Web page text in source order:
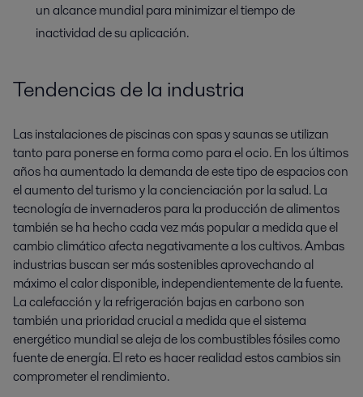
un alcance mundial para minimizar el tiempo de
inactividad de su aplicación.
Tendencias de la industria
Las instalaciones de piscinas con spas y saunas se utilizan
tanto para ponerse en forma como para el ocio. En los últimos
años ha aumentado la demanda de este tipo de espacios con
el aumento del turismo y la concienciación por la salud. La
tecnología de invernaderos para la producción de alimentos
también se ha hecho cada vez más popular a medida que el
cambio climático afecta negativamente a los cultivos. Ambas
industrias buscan ser más sostenibles aprovechando al
máximo el calor disponible, independientemente de la fuente.
La calefacción y la refrigeración bajas en carbono son
también una prioridad crucial a medida que el sistema
energético mundial se aleja de los combustibles fósiles como
fuente de energía. El reto es hacer realidad estos cambios sin
comprometer el rendimiento.